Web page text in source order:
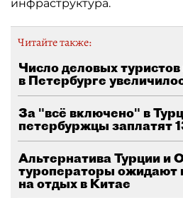
инфраструктура.
Читайте также:
Число деловых туристов
в Петербурге
За "всё включено" в
петербуржцы заплатят
Альтернатива Турции и
туроператоры ожидают
на отдых в Китае